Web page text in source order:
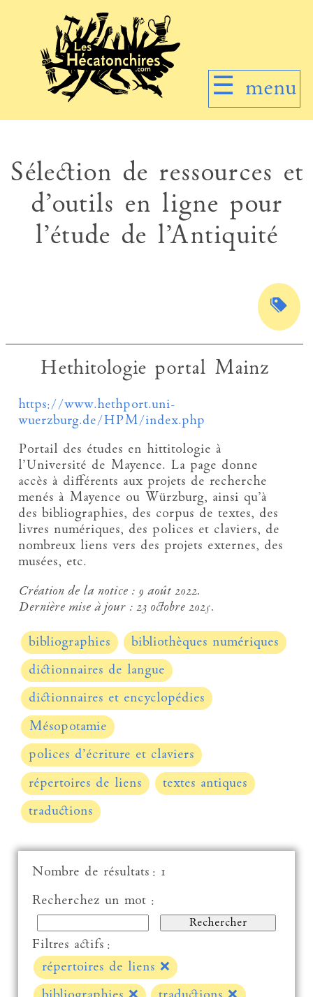
☰ menu
Sélection de ressources et
d’outils en ligne pour
l’étude de l’Antiquité
Hethitologie portal Mainz
https://www.hethport.uni-
wuerzburg.de/HPM/index.php
Portail des études en hittitologie à
l’Université de Mayence. La page donne
accès à différents aux projets de recherche
menés à Mayence ou Würzburg, ainsi qu’à
des bibliographies, des corpus de textes, des
livres numériques, des polices et claviers, de
nombreux liens vers des projets externes, des
musées, etc.
Création de la notice : 9 août 2022.
Dernière mise à jour :23 octobre 2025.
bibliographies
bibliothèques numériques
dictionnaires de langue
dictionnaires et encyclopédies
Mésopotamie
polices d’écriture et claviers
répertoires de liens
textes antiques
traductions
Nombre de résultats : 1
Recherchez un mot :
Filtres actifs :
répertoires de liens ❌